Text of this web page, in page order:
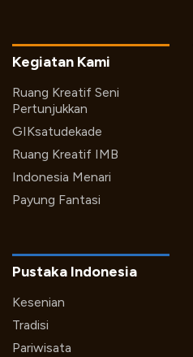
Kegiatan Kami
Ruang Kreatif Seni
Pertunjukkan
GIKsatudekade
Ruang Kreatif IMB
Indonesia Menari
Payung Fantasi
Pustaka Indonesia
Kesenian
Tradisi
Pariwisata